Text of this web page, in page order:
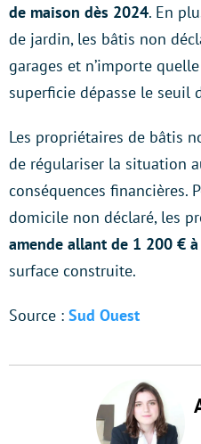
de maison dès 2024. En
de jardin, les bâtis non
garages et n’importe
superficie dépasse le seuil
Les propriétaires de bâtis
de régulariser la situation
conséquences financières.
domicile non déclaré, les
amende allant de 1 200 €
surface construite.
Source : Sud Ouest